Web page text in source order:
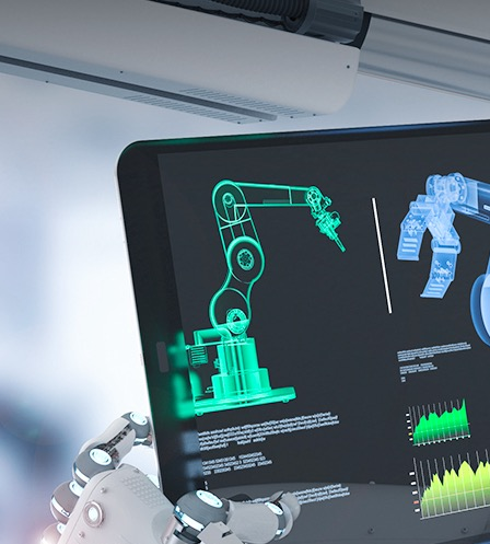
X-Worker
10St-零
用
具加工应
合加工应
20Sc-零
件加工应
用
MASTER
柔性生产
线控制应
用
数智化集
成控制应
用
模具类
汽车零
更多方
案
团
富士康
集团
团
正泰电
更多案
例
服务与支
视频中心
常见问题
关于我
们
公司新
加入我
们
服务与支持